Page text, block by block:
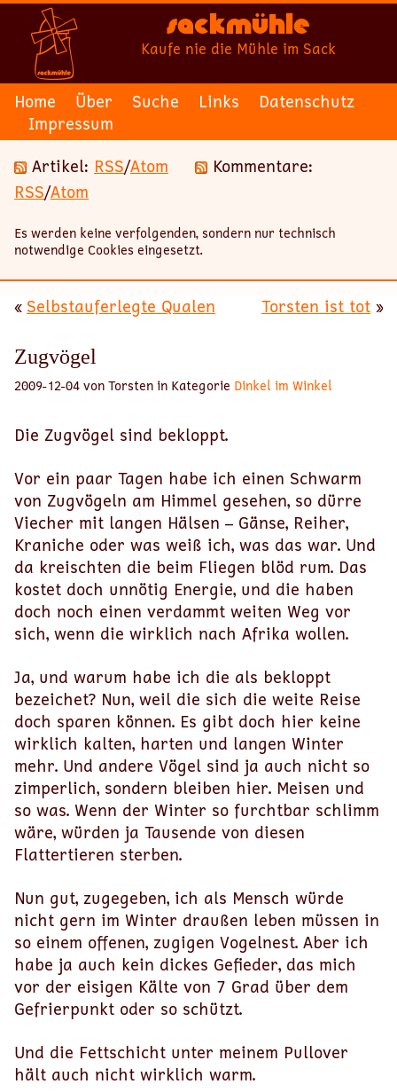
Sackmühle
Kaufe nie die Mühle im Sack
Home Über Suche Links
Datenschutz
Impressum
Artikel: RSS/Atom
Kommentare:
RSS/Atom
Es werden keine verfolgenden, sondern nur technisch
notwendige Cookies eingesetzt.
« Selbstauferlegte Qualen Torsten ist tot »
Zugvögel
2009-12-04 von Torsten in Kategorie Dinkel im Winkel
Die Zugvögel sind bekloppt.
Vor ein paar Tagen habe ich einen Schwarm
von Zugvögeln am Himmel gesehen, so dürre
Viecher mit langen Hälsen – Gänse, Reiher,
Kraniche oder was weiß ich, was das war. Und
da kreischten die beim Fliegen blöd rum. Das
kostet doch unnötig Energie, und die haben
doch noch einen verdammt weiten Weg vor
sich, wenn die wirklich nach Afrika wollen.
Ja, und warum habe ich die als bekloppt
bezeichet? Nun, weil die sich die weite Reise
doch sparen können. Es gibt doch hier keine
wirklich kalten, harten und langen Winter
mehr. Und andere Vögel sind ja auch nicht so
zimperlich, sondern bleiben hier. Meisen und
so was. Wenn der Winter so furchtbar schlimm
wäre, würden ja Tausende von diesen
Flattertieren sterben.
Nun gut, zugegeben, ich als Mensch würde
nicht gern im Winter draußen leben müssen in
so einem offenen, zugigen Vogelnest. Aber ich
habe ja auch kein dickes Gefieder, das mich
vor der eisigen Kälte von 7 Grad über dem
Gefrierpunkt oder so schützt.
Und die Fettschicht unter meinem Pullover
hält auch nicht wirklich warm.